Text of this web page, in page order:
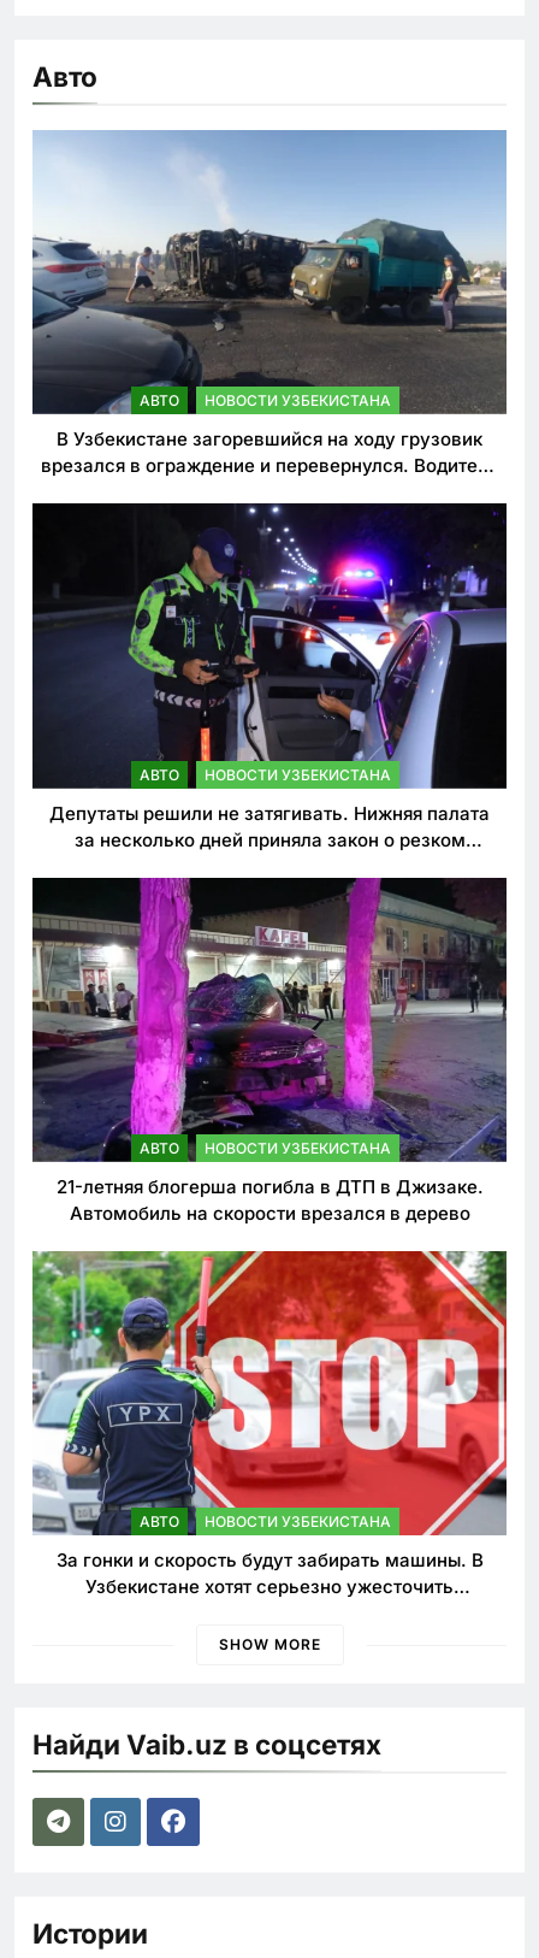
Авто
АВТО НОВОСТИ УЗБЕКИСТАНА
В Узбекистане загоревшийся на ходу грузовик
врезался в ограждение и перевернулся. Водитель
АВТО НОВОСТИ УЗБЕКИСТАНА
Депутаты решили не затягивать. Нижняя палата
за несколько дней приняла закон о резком
АВТО НОВОСТИ УЗБЕКИСТАНА
21-летняя блогерша погибла в ДТП в Джизаке.
Автомобиль на скорости врезался в дерево
АВТО НОВОСТИ УЗБЕКИСТАНА
За гонки и скорость будут забирать машины. В
Узбекистане хотят серьезно ужесточить
SHOW MORE
Найди Vaib.uz в соцсетях
Истории